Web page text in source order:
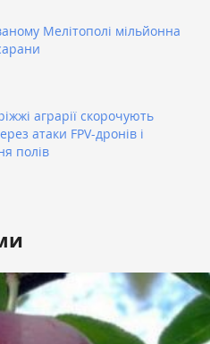
Мелітополі мільйонна
аграрії скорочують
атаки FPV-дронів і
полів